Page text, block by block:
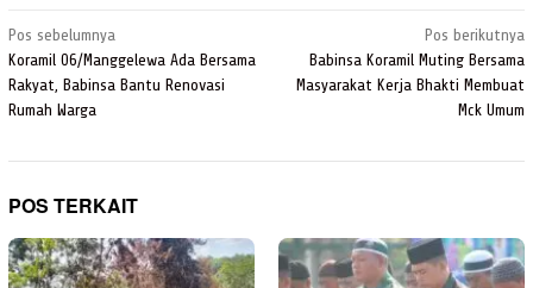
Navigasi
pos
Pos sebelumnya
Koramil 06/Manggelewa Ada Bersama
Rakyat, Babinsa Bantu Renovasi
Rumah Warga
Pos berikutnya
Babinsa Koramil Muting Bersama
Masyarakat Kerja Bhakti Membuat
Mck Umum
POS TERKAIT